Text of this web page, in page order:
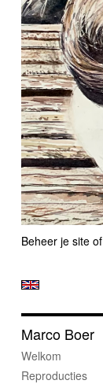
Beheer je site of
Marco Boer
Welkom
Reproducties